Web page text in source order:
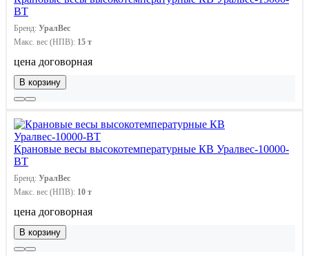
ВТ
Бренд: УралВес
Макс. вес (НПВ): 15 т
цена договорная
В корзину
Крановые весы высокотемпературные КВ Уралвес-10000-
ВТ
Бренд: УралВес
Макс. вес (НПВ): 10 т
цена договорная
В корзину